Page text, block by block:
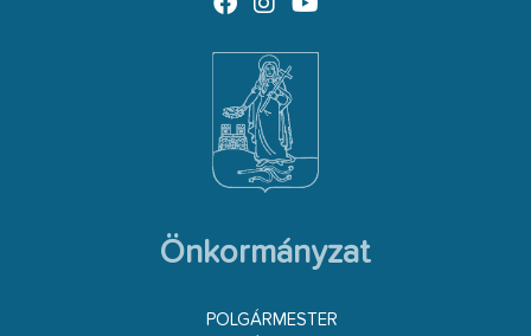
Önkormányzat
POLGÁRMESTER